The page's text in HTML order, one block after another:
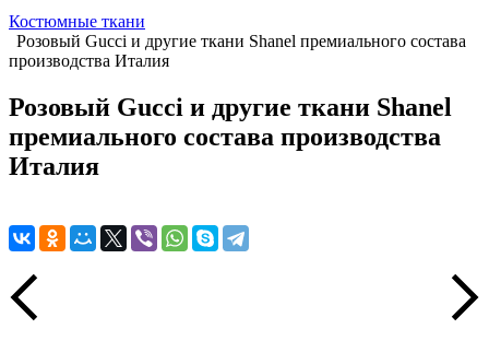
Костюмные ткани
Розовый Gucci и другие ткани Shanel премиального состава
производства Италия
Розовый Gucci и другие ткани Shanel
премиального состава производства
Италия